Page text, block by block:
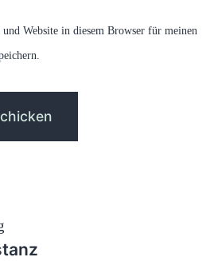
Website in diesem Browser für meinen